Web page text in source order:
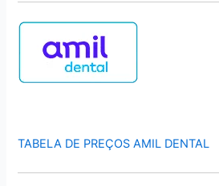
TABELA DE PREÇOS AMIL DENTAL